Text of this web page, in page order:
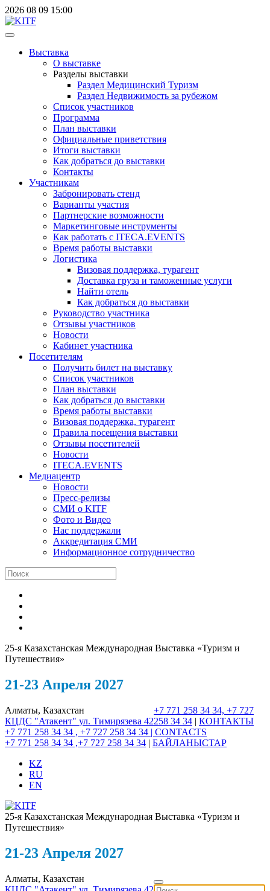
2026 08 09 15:00
Выставка
О выставке
Разделы выставки
Раздел Медицинский Туризм
Раздел Недвижимость за рубежом
Список участников
Программа
План выставки
Официальные приветствия
Итоги выставки
Как добраться до выставки
Контакты
Участникам
Забронировать стенд
Варианты участия
Партнерские возможности
Маркетинговые инструменты
Как работать с ITECA.EVENTS
Время работы выставки
Логистика
Визовая поддержка, турагент
Доставка груза и таможенные услуги
Найти отель
Как добраться до выставки
Руководство участника
Отзывы участников
Новости
Кабинет участника
Посетителям
Получить билет на выставку
Список участников
План выставки
Как добраться до выставки
Время работы выставки
Визовая поддержка, турагент
Правила посещения выставки
Отзывы посетителей
Новости
ITECA.EVENTS
Медиацентр
Новости
Пресс-релизы
СМИ о KITF
Фото и Видео
Нас поддержали
Аккредитация СМИ
Информационное сотрудничество
25-я Казахстанская Международная Выставка «Туризм и
Путешествия»
21-23 Апреля 2027
Алматы, Казахстан
КЦДС "Атакент" ул. Тимирязева 42
+7 771 258 34 34, +7 727
258 34 34 | КОНТАКТЫ
+7 771 258 34 34 , +7 727 258 34 34 | CONTACTS
+7 771 258 34 34 ,+7 727 258 34 34 | БАЙЛАНЫСТАР
KZ
RU
EN
25-я Казахстанская Международная Выставка «Туризм и
Путешествия»
21-23 Апреля 2027
Алматы, Казахстан